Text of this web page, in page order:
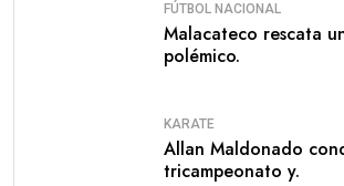
FÚTBOL NACIONAL
Malacateco rescata
polémico.
KARATE
Allan Maldonado
tricampeonato y.